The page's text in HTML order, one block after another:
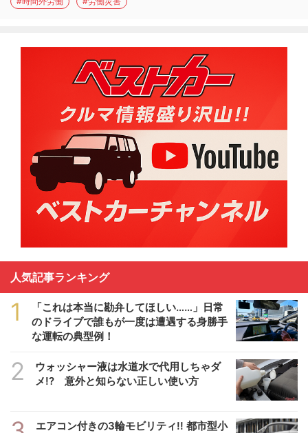
人気記事ランキング
1
「これは本当に勘弁してほしい……」日常
のドライブで誰もが一度は遭遇する身勝手
な運転の典型例！
2
ウォッシャー液は水道水で代用しちゃダ
メ!? 意外と知らない正しい使い方
エアコン付きの3輪モビリティ!! 都市型小